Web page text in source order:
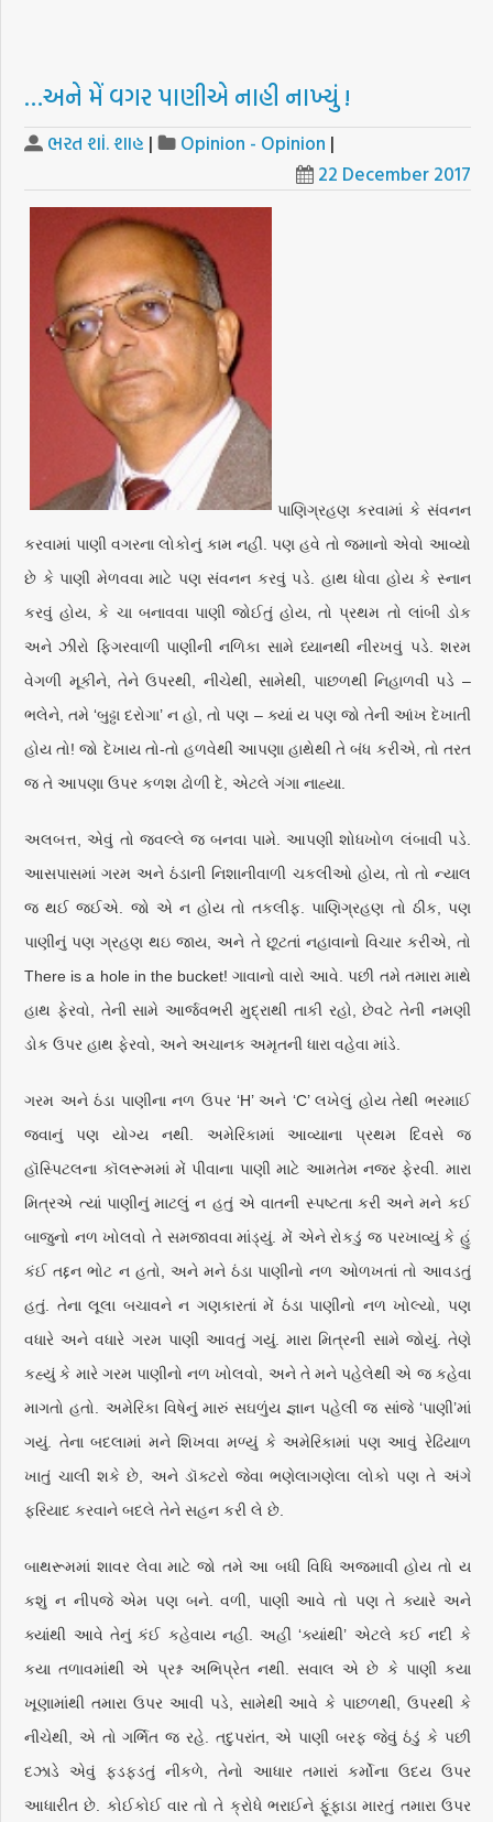
…અને મેં વગર પાણીએ નાહી નાખ્યું !
ભરત શાં. શાહ | Opinion - Opinion |
22 December 2017
પાણિગ્રહણ કરવામાં કે સંવનન
કરવામાં પાણી વગરના લોકોનું કામ નહીં. પણ હવે તો જમાનો એવો આવ્યો
છે કે પાણી મેળવવા માટે પણ સંવનન કરવું પડે. હાથ ધોવા હોય કે સ્નાન
કરવું હોય, કે ચા બનાવવા પાણી જોઈતું હોય, તો પ્રથમ તો લાંબી ડોક
અને ઝીરો ફિગરવાળી પાણીની નળિકા સામે ધ્યાનથી નીરખવું પડે. શરમ
વેગળી મૂકીને, તેને ઉપરથી, નીચેથી, સામેથી, પાછળથી નિહાળવી પડે –
ભલેને, તમે ‘બુઢ્ઢા દરોગા’ ન હો, તો પણ – ક્યાં ય પણ જો તેની આંખ દેખાતી
હોય તો! જો દેખાય તો-તો હળવેથી આપણા હાથેથી તે બંધ કરીએ, તો તરત
જ તે આપણા ઉપર કળશ ઢોળી દે, એટલે ગંગા નાહ્યા.
અલબત્ત, એવું તો જવલ્લે જ બનવા પામે. આપણી શોધખોળ લંબાવી પડે.
આસપાસમાં ગરમ અને ઠંડાની નિશાનીવાળી ચકલીઓ હોય, તો તો ન્યાલ
જ થઈ જઈએ. જો એ ન હોય તો તકલીફ. પાણિગ્રહણ તો ઠીક, પણ
પાણીનું પણ ગ્રહણ થઇ જાય, અને તે છૂટતાં નહાવાનો વિચાર કરીએ, તો
There is a hole in the bucket! ગાવાનો વારો આવે. પછી તમે તમારા માથે
હાથ ફેરવો, તેની સામે આર્જવભરી મુદ્રાથી તાકી રહો, છેવટે તેની નમણી
ડોક ઉપર હાથ ફેરવો, અને અચાનક અમૃતની ધારા વહેવા માંડે.
ગરમ અને ઠંડા પાણીના નળ ઉપર ‘H’ અને ‘C’ લખેલું હોય તેથી ભરમાઈ
જવાનું પણ યોગ્ય નથી. અમેરિકામાં આવ્યાના પ્રથમ દિવસે જ
હૉસ્પિટલના કૉલરૂમમાં મેં પીવાના પાણી માટે આમતેમ નજર ફેરવી. મારા
મિત્રએ ત્યાં પાણીનું માટલું ન હતું એ વાતની સ્પષ્ટતા કરી અને મને કઈ
બાજુનો નળ ખોલવો તે સમજાવવા માંડ્યું. મેં એને રોકડું જ પરખાવ્યું કે હું
કંઈ તદ્દન ભોટ ન હતો, અને મને ઠંડા પાણીનો નળ ઓળખતાં તો આવડતું
હતું. તેના લૂલા બચાવને ન ગણકારતાં મેં ઠંડા પાણીનો નળ ખોલ્યો, પણ
વધારે અને વધારે ગરમ પાણી આવતું ગયું. મારા મિત્રની સામે જોયું. તેણે
કહ્યું કે મારે ગરમ પાણીનો નળ ખોલવો, અને તે મને પહેલેથી એ જ કહેવા
માગતો હતો. અમેરિકા વિષેનું મારું સઘળુંય જ્ઞાન પહેલી જ સાંજે ‘પાણી’માં
ગયું. તેના બદલામાં મને શિખવા મળ્યું કે અમેરિકામાં પણ આવું રેઢિયાળ
ખાતું ચાલી શકે છે, અને ડૉક્ટરો જેવા ભણેલાગણેલા લોકો પણ તે અંગે
ફરિયાદ કરવાને બદલે તેને સહન કરી લે છે.
બાથરૂમમાં શાવર લેવા માટે જો તમે આ બધી વિધિ અજમાવી હોય તો ય
કશું ન નીપજે એમ પણ બને. વળી, પાણી આવે તો પણ તે ક્યારે અને
ક્યાંથી આવે તેનું કંઈ કહેવાય નહીં. અહીં ‘ક્યાંથી’ એટલે કઈ નદી કે
કયા તળાવમાંથી એ પ્રશ્ન અભિપ્રેત નથી. સવાલ એ છે કે પાણી કયા
ખૂણામાંથી તમારા ઉપર આવી પડે, સામેથી આવે કે પાછળથી, ઉપરથી કે
નીચેથી, એ તો ગર્ભિત જ રહે. તદુપરાંત, એ પાણી બરફ જેવું ઠંડું કે પછી
દઝાડે એવું ફડફડતું નીકળે, તેનો આધાર તમારાં કર્મોના ઉદય ઉપર
આધારીત છે. કોઈકોઈ વાર તો તે ક્રોધે ભરાઈને ફૂંફાડા મારતું તમારા ઉપર